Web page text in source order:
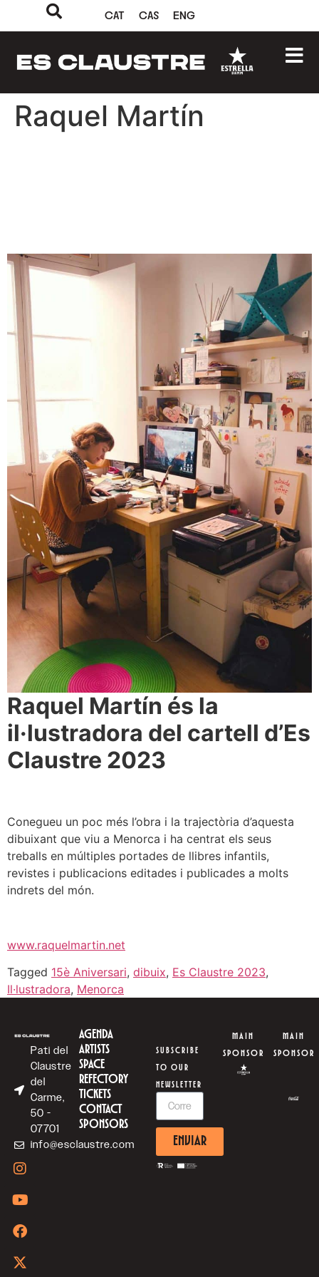
CAT CAS ENG
Raquel Martín
Raquel Martín és la
il·lustradora del cartell d’Es
Claustre 2023
Conegueu un poc més l’obra i la trajectòria d’aquesta
dibuixant que viu a Menorca i ha centrat els seus
treballs en múltiples portades de llibres infantils,
revistes i publicacions editades i publicades a molts
indrets del món.
www.raquelmartin.net
Tagged 15è Aniversari, dibuix, Es Claustre 2023,
Il·lustradora, Menorca
Pati del
Claustre
del
Carme,
50 -
07701
info@esclaustre.com
AGENDA
ARTISTS
SPACE
REFECTORY
TICKETS
CONTACT
SPONSORS
SUBSCRIBE
TO OUR
NEWSLETTER
ENVIAR
MAIN
SPONSOR
MAIN
SPONSOR